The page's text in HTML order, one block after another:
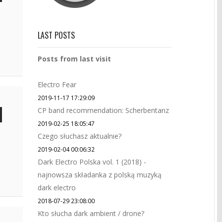
LAST POSTS
Posts from last visit
Electro Fear
2019-11-17 17:29:09
CP band recommendation: Scherbentanz
2019-02-25 18:05:47
Czego słuchasz aktualnie?
2019-02-04 00:06:32
Dark Electro Polska vol. 1 (2018) -
najnowsza składanka z polską muzyką
dark electro
2018-07-29 23:08:00
Kto słucha dark ambient / drone?